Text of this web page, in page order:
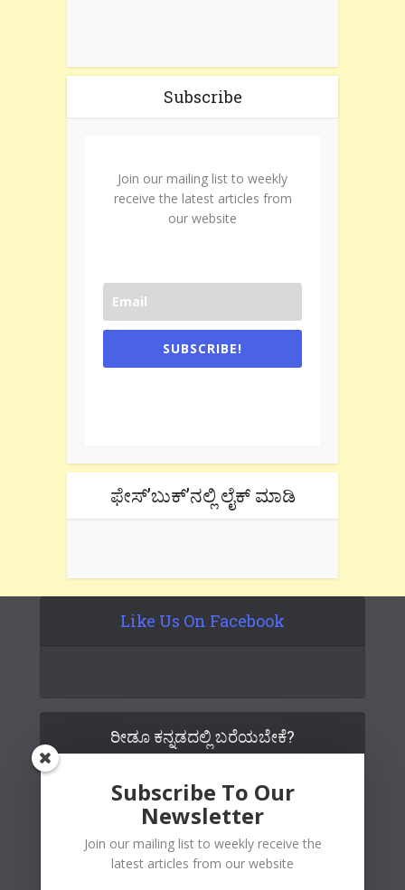
Subscribe
Join our mailing list to weekly
receive the latest articles from
our website
SUBSCRIBE!
ಫೇಸ್’ಬುಕ್’ನಲ್ಲಿ ಲೈಕ್ ಮಾಡಿ
Like Us On Facebook
ರೀಡೂ ಕನ್ನಡದಲ್ಲಿ ಬರೆಯಬೇಕೆ?
Subscribe To Our
Newsletter
Join our mailing list to weekly receive the
latest articles from our website